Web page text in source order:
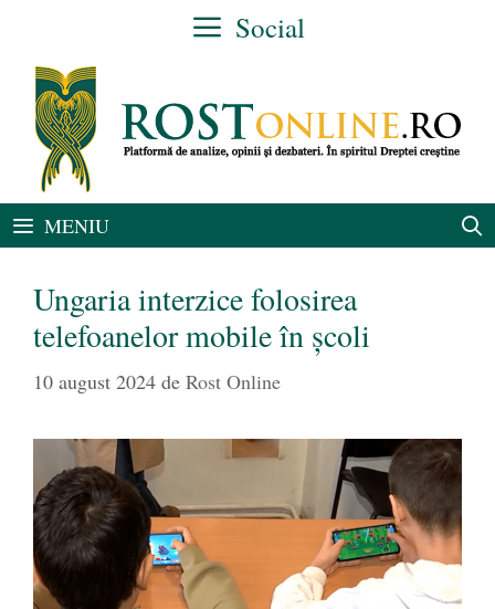
conținut
Social
MENIU
Ungaria interzice folosirea
telefoanelor mobile în şcoli
10 august 2024 de Rost Online